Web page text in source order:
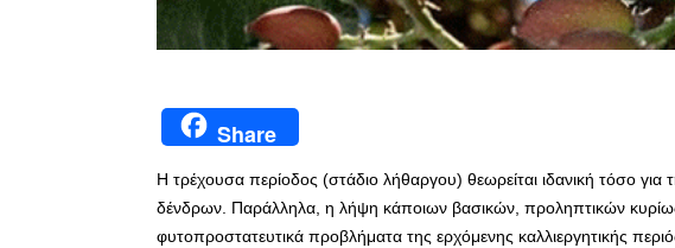
Share
Η τρέχουσα περίοδος (στάδιο λήθαργου) θεωρείται ιδανική τόσο
δένδρων. Παράλληλα, η λήψη κάποιων βασικών, προληπτικών
φυτοπροστατευτικά προβλήματα της ερχόμενης καλλιεργητικής